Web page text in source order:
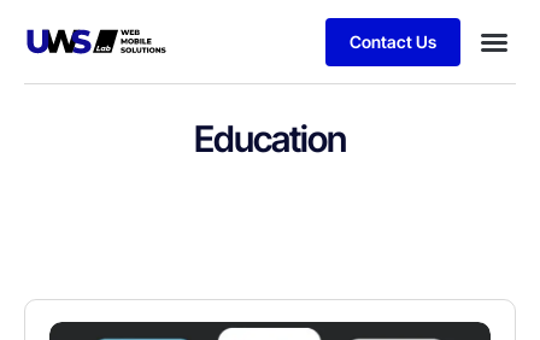
Contact Us
Education